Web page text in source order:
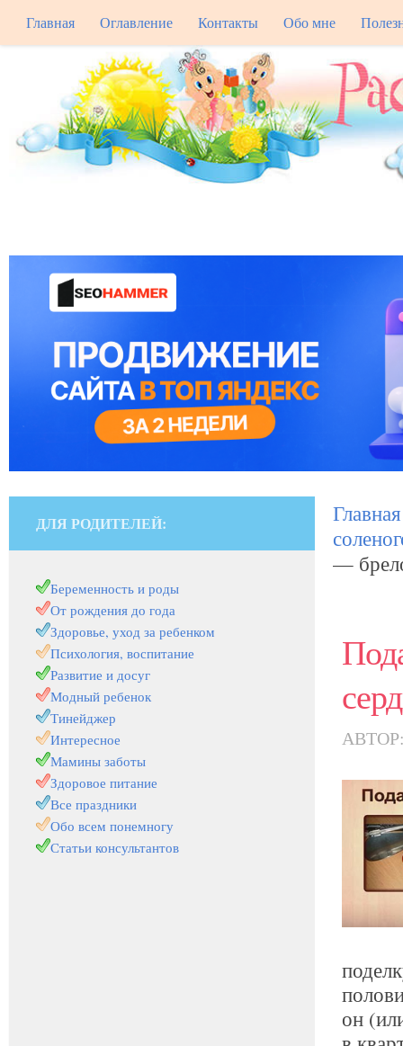
Главная Оглавление Контакты Обо мне
Главная
—
он
ДЛЯ РОДИТЕЛЕЙ:
Беременность и роды
От рождения до года
Здоровье, уход за ребенком
Психология, воспитание
Развитие и досуг
Модный ребенок
Тинейджер
Интересное
Мамины заботы
Здоровое питание
Все праздники
Обо всем понемногу
Статьи консультантов